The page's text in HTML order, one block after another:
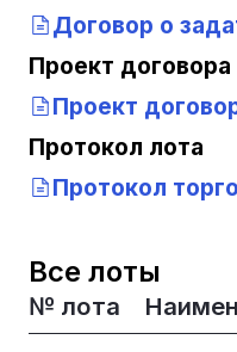
Договор о
Проект
Проект
Протокол лота
Протокол
Все лоты
№ лота